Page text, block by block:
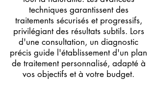
techniques garantissent des
traitements sécurisés et progressifs,
privilégiant des résultats subtils. Lors
d'une consultation, un diagnostic
précis guide l'établissement d'un plan
de traitement personnalisé, adapté à
vos objectifs et à votre budget.